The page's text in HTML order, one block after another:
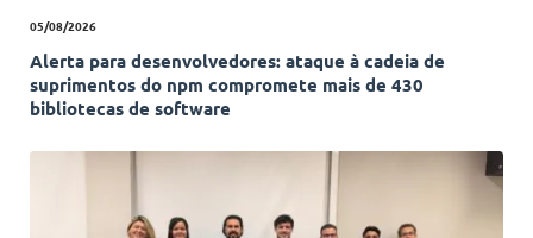
05/08/2026
Alerta para desenvolvedores: ataque à cadeia de
suprimentos do npm compromete mais de 430
bibliotecas de software